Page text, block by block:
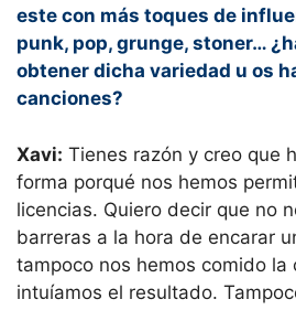
este con más toques de
punk, pop, grunge, stoner…
obtener dicha variedad u os
canciones?
Xavi: Tienes razón y creo que
forma porqué nos hemos
licencias. Quiero decir que no
barreras a la hora de encarar
tampoco nos hemos comido la
intuíamos el resultado.